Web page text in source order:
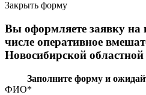
Закрыть форму
Вы оформляете заявку на
числе оперативное
Новосибирской
Заполните форму и
ФИО*